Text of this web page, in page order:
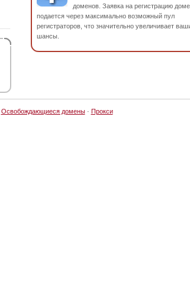
доменов. Заявка на регистрацию
подается через максимально возможный пул
регистраторов, что значительно увеличивает
шансы.
Освобождающиеся домены· Прокси